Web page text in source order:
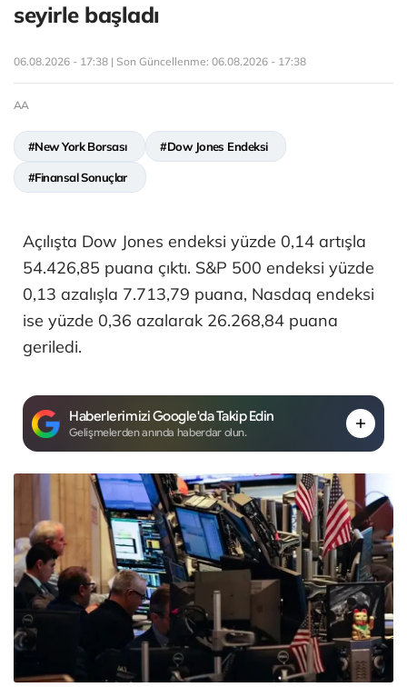
seyirle başladı
06.08.2026 - 17:38 | Son Güncellenme: 06.08.2026 - 17:38
AA
#New York Borsası #Dow Jones Endeksi
#Finansal Sonuçlar
Açılışta Dow Jones endeksi yüzde 0,14 artışla
54.426,85 puana çıktı. S&P 500 endeksi yüzde
0,13 azalışla 7.713,79 puana, Nasdaq endeksi
ise yüzde 0,36 azalarak 26.268,84 puana
geriledi.
Haberlerimizi Google'da Takip Edin
Gelişmelerden anında haberdar olun.